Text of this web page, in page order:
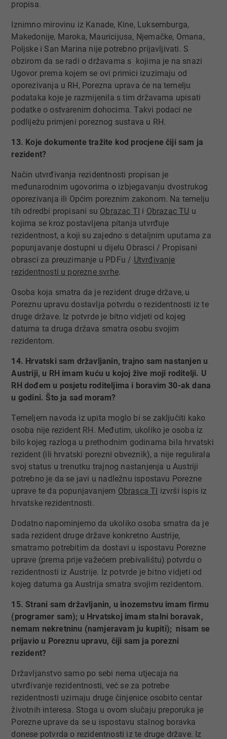
propisa.
Iznimno mirovinu iz Kanade, Kine, Luksemburga,
Makedonije, Maroka, Mauricijusa, Njemačke, Omana,
Poljske i San Marina nije potrebno prijavljivati. S
obzirom da se radi o državama s kojima je na snazi
Ugovor prema kojem se ovi primici izuzimaju od
oporezivanja u RH, Porezna uprava će na temelju
podataka koje je razmijenila s tim državama upisati
podatke o ostvarenim dohocima. Takvi podaci ne
podliježu primjeni poreznog sustava u RH.
13. Koje dokumente tražite kod procjene čiji sam ja
rezident?
Način utvrđivanja rezidentnosti propisan je
međunarodnim ugovorima o izbjegavanju dvostrukog
oporezivanja ili Općim poreznim zakonom. Na temelju
tih odredbi propisani su Obrazac TI​ i Obrazac TU​ u
kojima se kroz postavljena pitanja utvrđuje
rezidentnost, a koji su zajedno s detaljnim uputama za
popunjavanje dostupni u dijelu Obrasci / Propisani
obrasci z​a preuzimanje u PDFu​ / Utvrđivanje
rezidentnosti u porezne svrhe​.​
Osoba koja smatra da je rezident druge države, u
Poreznu upravu dostavlja potvrdu o rezidentnosti iz te
druge države. Iz potvrde je bitno vidjeti od kojeg
datuma ta druga država smatra osobu svojim
rezidentom.
14. Hrvatski sam državljanin, trajno sam nastanjen u
Austriji, u RH imam kuću u kojoj žive moji roditelji. U
RH dođem u posjetu roditeljima i boravim 30-ak dana
u godini. Što ja sad moram?
Temeljem navoda iz upita moglo bi se zaključiti kako
osoba nije rezident RH. Međutim, ukoliko je osoba iz
bilo kojeg razloga u prethodnim godinama bila hrvatski
rezident (ili hrvatski porezni obveznik), a nije regulirala
svoj status u trenutku trajnog nastanjenja u Austriji
potrebno je da se javi u nadležnu ispostavu Porezne
uprave te da popunjavanjem Obrasca​ TI izvrši ispis iz
hrvatske rezidentnosti.
Dodatno napominjemo da ukoliko osoba smatra da je
sada rezident druge države konkretno Austrije,
smatramo potrebitim da dostavi u ispostavu Porezne
uprave (prema prije važećem prebivalištu) potvrdu o
rezidentnosti iz Austrije. Iz potvrde je bitno vidjeti od
kojeg datuma ga Austrija smatra svojim rezidentom.
15. Strani sam državljanin, u inozemstvu imam firmu
(programer sam); u Hrvatskoj imam stalni boravak,
nemam nekretninu (namjeravam ju kupiti); nisam se
prijavio u Poreznu upravu, čiji sam ja porezni
rezident?
Državljanstvo samo po sebi nema utjecaja na
utvrđivanje rezidentnosti, već se za potrebe
rezidentnosti uzimaju druge činjenice osobito centar
životnih interesa. Stoga u ovom slučaju preporuka je
Porezne uprave da se u ispostavu stalnog boravka
donese potvrda o rezidentnosti iz te druge države. Iz